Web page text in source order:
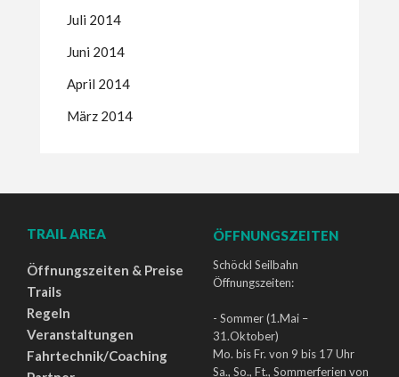
Juli 2014
Juni 2014
April 2014
März 2014
TRAIL AREA
Öffnungszeiten & Preise
Trails
Regeln
Veranstaltungen
Fahrtechnik/Coaching
ÖFFNUNGSZEITEN
Schöckl Seilbahn
Öffnungszeiten:
- Sommer (1.Mai –
31.Oktober)
Mo. bis Fr. von 9 bis 17 Uhr
Sa., So., Ft., Sommerferien von